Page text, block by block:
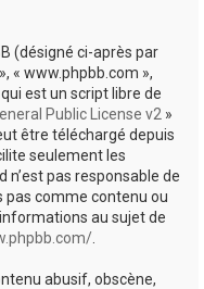
(désigné ci-après par
« www.phpbb.com »,
est un script libre de
Public License v2 »
être téléchargé depuis
seulement les
n’est pas responsable de
pas comme contenu ou
au sujet de
abusif, obscène,